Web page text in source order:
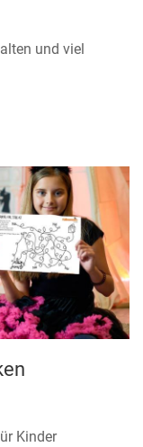
und viel
Kinder